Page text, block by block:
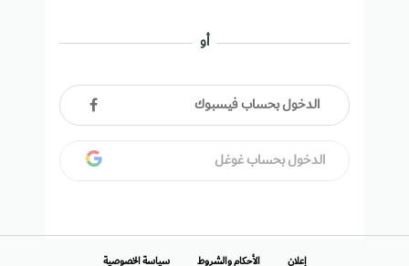
أو
الدخول بحساب فيسبوك
الدخول بحساب غوغل
إعلان الأحكام والشروط سياسة الخصوصية